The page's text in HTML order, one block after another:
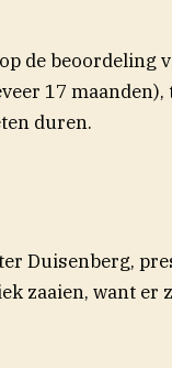
de beoordeling
17
duren.
Duisenberg,
zaaien, want er